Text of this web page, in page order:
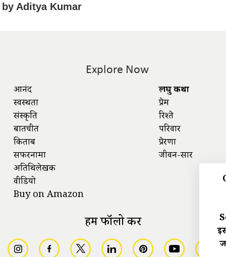
by Aditya Kumar
Explore Now
आनंद
स्वस्थता
संस्कृति
बातचीत
किताबें
सफरनामा
अतिथिलेखक
वीडियो
Buy on Amazon
लघु कथा
प्रेम
रिश्ते
परिवार
प्रेरणा
जीवन-सार
हमें फॉलो करें